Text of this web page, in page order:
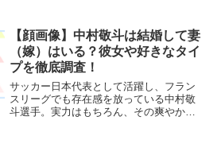
ているのかFacebookやInstagramなど
の...
【顔画像】中村敬斗は結婚して妻
（嫁）はいる？彼女や好きなタイ
プを徹底調査！
サッカー日本代表として活躍し、フラン
スリーグでも存在感を放っている中村敬
斗選手。実力はもちろん、その爽やかな